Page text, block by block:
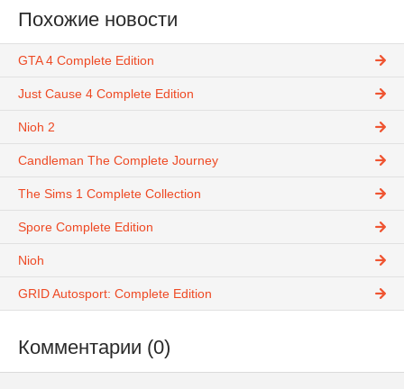
Похожие новости
GTA 4 Complete Edition
Just Cause 4 Complete Edition
Nioh 2
Candleman The Complete Journey
The Sims 1 Complete Collection
Spore Complete Edition
Nioh
GRID Autosport: Complete Edition
Комментарии (0)